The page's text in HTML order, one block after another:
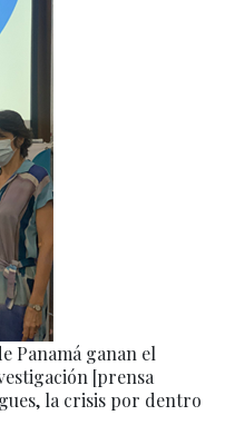
Panamá ganan el
[prensa
la crisis por dentro